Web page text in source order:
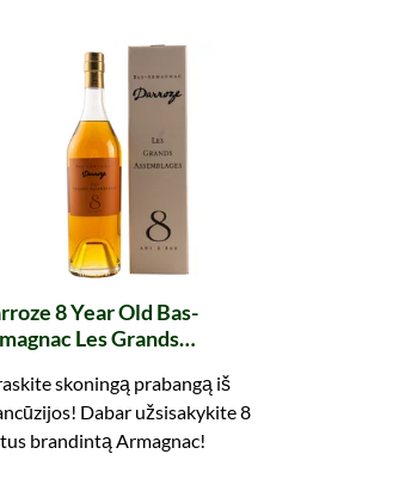
8 Year Old Bas-
Les Grands
skoningą prabangą iš
Dabar užsisakykite 8
brandintą Armagnac!